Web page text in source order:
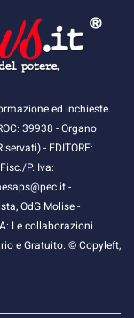
ed inchieste.
39938 - Organo
- EDITORE:
P. Iva:
-
OdG Molise -
Le collaborazioni
e Gratuito. © Copyleft,